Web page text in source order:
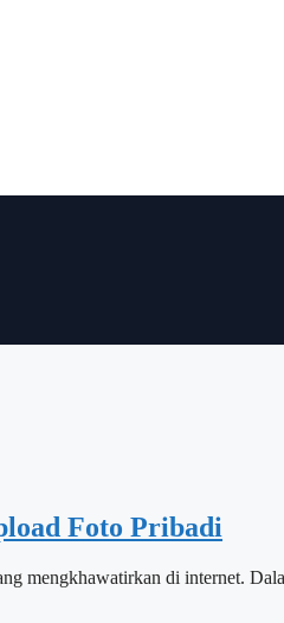
Foto Pribadi
mengkhawatirkan di internet.